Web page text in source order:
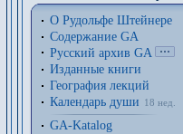
О Рудольфе Штейнере
Содержание GA
Русский архив GA
Изданные книги
География лекций
Календарь души
18 нед.
GA-Katalog